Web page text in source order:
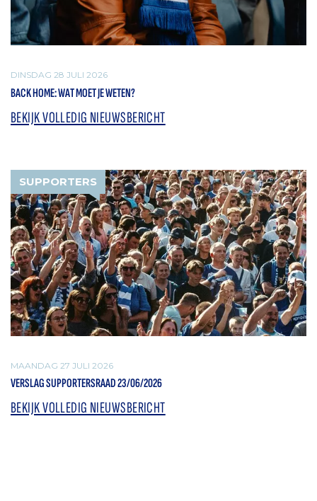
DINSDAG 28 JULI 2026
BACK HOME: WAT MOET JE WETEN?
BEKIJK VOLLEDIG NIEUWSBERICHT
SUPPORTERS
MAANDAG 27 JULI 2026
VERSLAG SUPPORTERSRAAD 23/06/2026
BEKIJK VOLLEDIG NIEUWSBERICHT